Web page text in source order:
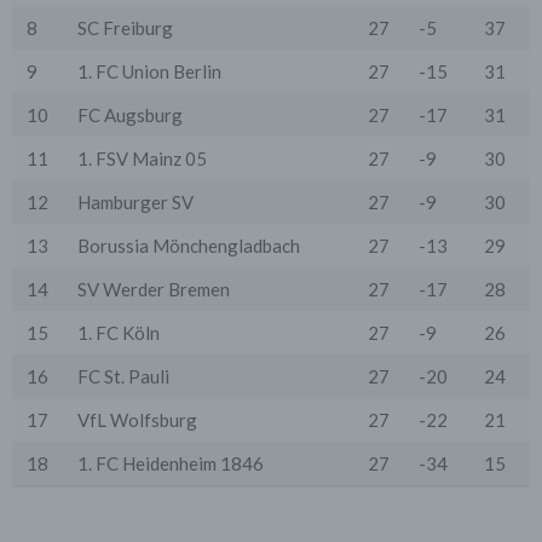
8
SC Freiburg 27 -5
37
9
1. FC Union Berlin 27 -15
31
10
FC Augsburg 27 -17
31
11
1. FSV Mainz 05 27 -9
30
12
Hamburger SV 27 -9
30
13
Borussia Mönchengladbach 27 -13
29
14
SV Werder Bremen 27 -17
28
15
1. FC Köln 27 -9
26
16
FC St. Pauli 27 -20
24
17
VfL Wolfsburg 27 -22
21
18
1. FC Heidenheim 1846 27 -34 15
Stand der Technik, um sicher zu stellen, dass die
werden und um damit die durch uns verarbeiteten
Manipulationen, Verlust, Zerstörung oder gegen den
Inhalte, Werkzeuge oder sonstige Mittel von anderen
Anbietern (nachfolgend gemeinsam bezeichnet als
"Dritt-Anbieter") eingesetzt werden und deren
genannter Sitz im Ausland ist, ist davon auszugehen,
Anbieter stattfindet. Die Übermittlung von Daten in
gesetzlichen Erlaubnis, einer Einwilligung der Nutzer
vorausgesetzte Sicherheit der Daten gewährleisten.
3. Verarbeitung personenbezogener Daten
ausdrücklich in dieser Datenschutzerklärung